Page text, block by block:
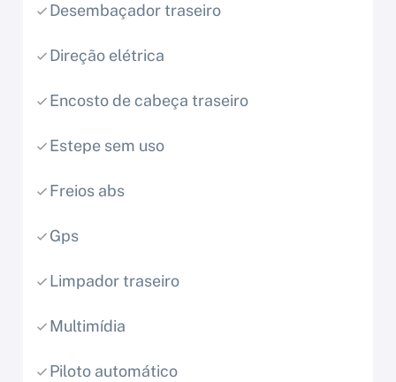
Desembaçador traseiro
Direção elétrica
Encosto de cabeça traseiro
Estepe sem uso
Freios abs
Gps
Limpador traseiro
Multimídia
Piloto automático